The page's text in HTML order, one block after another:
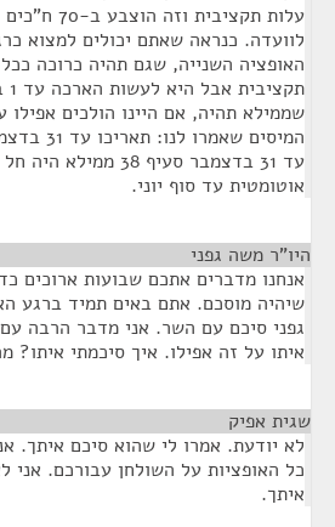
עלות
לוועדה. כנראה שאתם יכולים למצוא
האופציה השנייה, שגם תהיה כרוכה
שממילא תהיה, אם היינו הולכים
המיסים
עד 31 בדצמבר סעיף 38
אוטומטית עד סוף יוני.
היו"ר משה גפני
אנחנו מדברים אתכם שבועות ארוכים
שיהיה מוסכם. אתם באים תמיד ברגע
גפני סיכם עם השר. אני מדבר הרבה
איתו על זה אפילו. איך סיכמתי
שגית אפיק
לא יודעת. אמרו לי שהוא סיכם איתך.
כל האופציות על השולחן עבורכם. אני
איתך.